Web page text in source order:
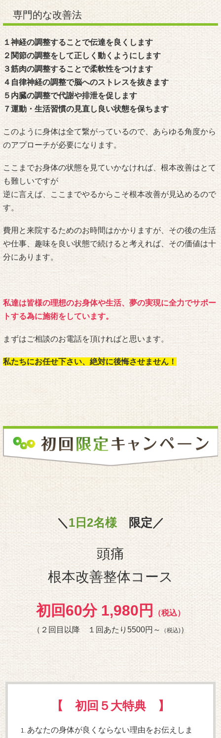
専門的な改善法
１神経の調整することで伝達を良くします
２関節の調整をして正しく動くようにします
３筋肉の調整することで柔軟性をつけます
４自律神経の調整で脳へのストレスを抜きます
５内臓の調整で代謝や排泄を促します
７運動・生活習慣の見直し良い状態を保ちます
このように身体は全て繋がっているので、あらゆる角度から
のアプローチが必要になります。
ここまでお身体の状態を見ていかなければ、根本改善はとて
も難しいですが
逆に言えば、ここまでやるからこそ根本改善が見込めるので
す。
費用と来院するためのお時間はかかりますが、その後の生活
や仕事、趣味を良い状態で続けると考えれば、その価値は十
分にあります。
私達は皆様の理想のお身体や生活、夢の実現に全力でサポー
トする為に施術をしています。
まずはご相談のお電話を頂ければと思います。
私たちにお任せ下さい、絶対に後悔させません！
＼ 1日2名様 限定／
頭痛
根本改善整体コース
初回60分 1,980円 （税込）
（２回目以降 １回あたり5500円～ （税込)）
【 初回５大特典 】
あなたの身体が良くならない理由をお伝えしま